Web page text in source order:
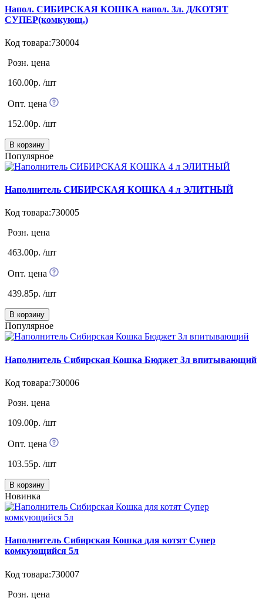
Напол. СИБИРСКАЯ КОШКА напол. 3л. Д/КОТЯТ
СУПЕР(комкующ.)
Код товара:730004
Розн. цена
160.00р. /шт
Опт. цена
152.00р. /шт
В корзину
Популярное
Наполнитель СИБИРСКАЯ КОШКА 4 л ЭЛИТНЫЙ
Код товара:730005
Розн. цена
463.00р. /шт
Опт. цена
439.85р. /шт
В корзину
Популярное
Наполнитель Сибирская Кошка Бюджет 3л впитывающий
Код товара:730006
Розн. цена
109.00р. /шт
Опт. цена
103.55р. /шт
В корзину
Новинка
Наполнитель Сибирская Кошка для котят Супер
комкующийся 5л
Код товара:730007
Розн. цена